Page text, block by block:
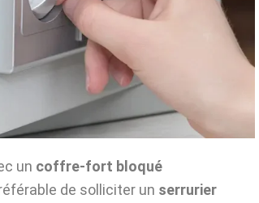
un coffre-fort bloqué
de solliciter un serrurier